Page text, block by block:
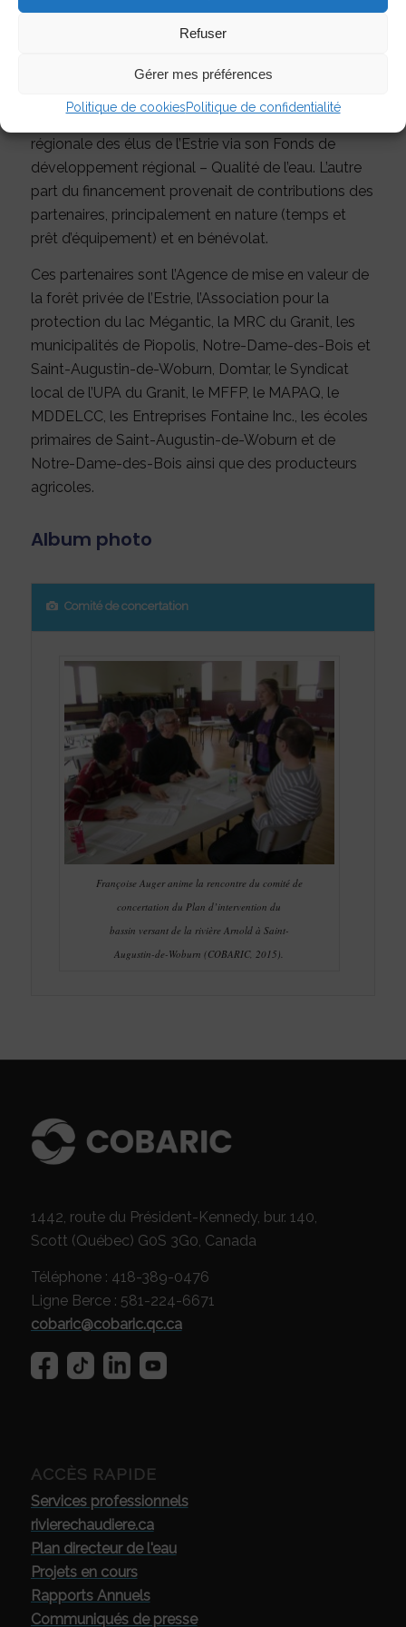
Refuser
Gérer mes préférences
Politique de cookiesPolitique de confidentialité
régionale des élus de l’Estrie via son Fonds de
développement régional – Qualité de l’eau. L’autre
part du financement provenait de contributions des
partenaires, principalement en nature (temps et
prêt d’équipement) et en bénévolat.
Ces partenaires sont l’Agence de mise en valeur de
la forêt privée de l’Estrie, l’Association pour la
protection du lac Mégantic, la MRC du Granit, les
municipalités de Piopolis, Notre-Dame-des-Bois et
Saint-Augustin-de-Woburn, Domtar, le Syndicat
local de l’UPA du Granit, le MFFP, le MAPAQ, le
MDDELCC, les Entreprises Fontaine Inc., les écoles
primaires de Saint-Augustin-de-Woburn et de
Notre-Dame-des-Bois ainsi que des producteurs
agricoles.
Album photo
Comité de concertation
Françoise Auger anime la rencontre du comité de
concertation du Plan d’intervention du
bassin versant de la rivière Arnold à Saint-
Augustin-de-Woburn (COBARIC, 2015).
1442, route du Président-Kennedy, bur. 140,
Scott (Québec) G0S 3G0, Canada
Téléphone : 418-389-0476
Ligne Berce : 581-224-6671
cobaric@cobaric.qc.ca
ACCÈS RAPIDE
Services professionnels
rivierechaudiere.ca
Plan directeur de l'eau
Projets en cours
Rapports Annuels
Communiqués de presse